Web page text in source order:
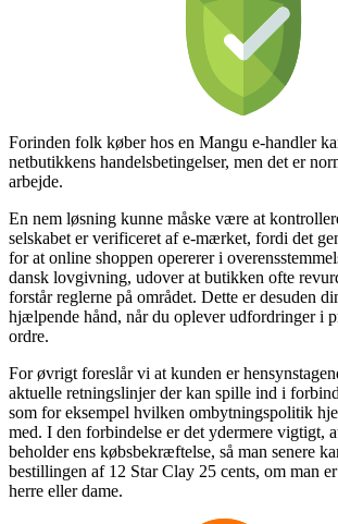
Forinden folk køber hos en Mangu e-handler
netbutikkens handelsbetingelser, men det er
arbejde.
En nem løsning kunne måske være at
selskabet er verificeret af e-mærket, fordi det
for at online shoppen opererer i
dansk lovgivning, udover at butikken ofte
forstår reglerne på området. Dette er desuden
hjælpende hånd, når du oplever udfordringer i
ordre.
For øvrigt foreslår vi at kunden er
aktuelle retningslinjer der kan spille ind i
som for eksempel hvilken ombytningspolitik
med. I den forbindelse er det ydermere vigtigt,
beholder ens købsbekræftelse, så man senere
bestillingen af 12 Star Clay 25 cents, om man
herre eller dame.